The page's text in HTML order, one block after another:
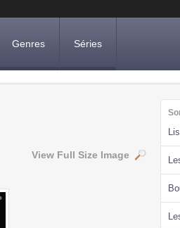
Genres Séries
View Full Size Image